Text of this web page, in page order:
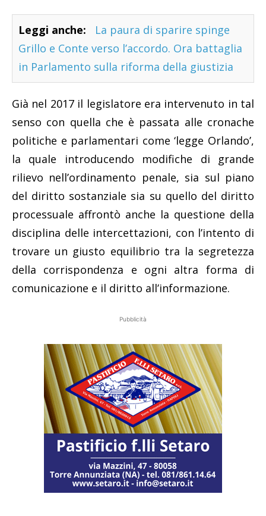
Leggi anche:
La paura di sparire spinge
Grillo e Conte verso l’accordo. Ora battaglia
in Parlamento sulla riforma della giustizia
Già nel 2017 il legislatore era intervenuto in tal
senso con quella che è passata alle cronache
politiche e parlamentari come ‘legge Orlando’,
la quale introducendo modifiche di grande
rilievo nell’ordinamento penale, sia sul piano
del diritto sostanziale sia su quello del diritto
processuale affrontò anche la questione della
disciplina delle intercettazioni, con l’intento di
trovare un giusto equilibrio tra la segretezza
della corrispondenza e ogni altra forma di
comunicazione e il diritto all’informazione.
Pubblicità